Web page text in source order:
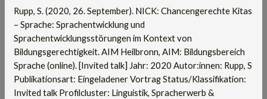
Rupp, S. (2020, 26. September). NICK: Chancengerechte Kitas
– Sprache: Sprachentwicklung und
Sprachentwicklungsstörungen im Kontext von
Bildungsgerechtigkeit. AIM Heilbronn, AIM: Bildungsbereich
Sprache (online). [Invited talk] Jahr: 2020 Autor:innen: Rupp, S
Publikationsart: Eingeladener Vortrag Status/Klassifikation:
Invited talk Profilcluster: Linguistik, Spracherwerb &
Sprachentwicklungsstörungen
im
Kontext
von
Bildungsgerechtigkeit